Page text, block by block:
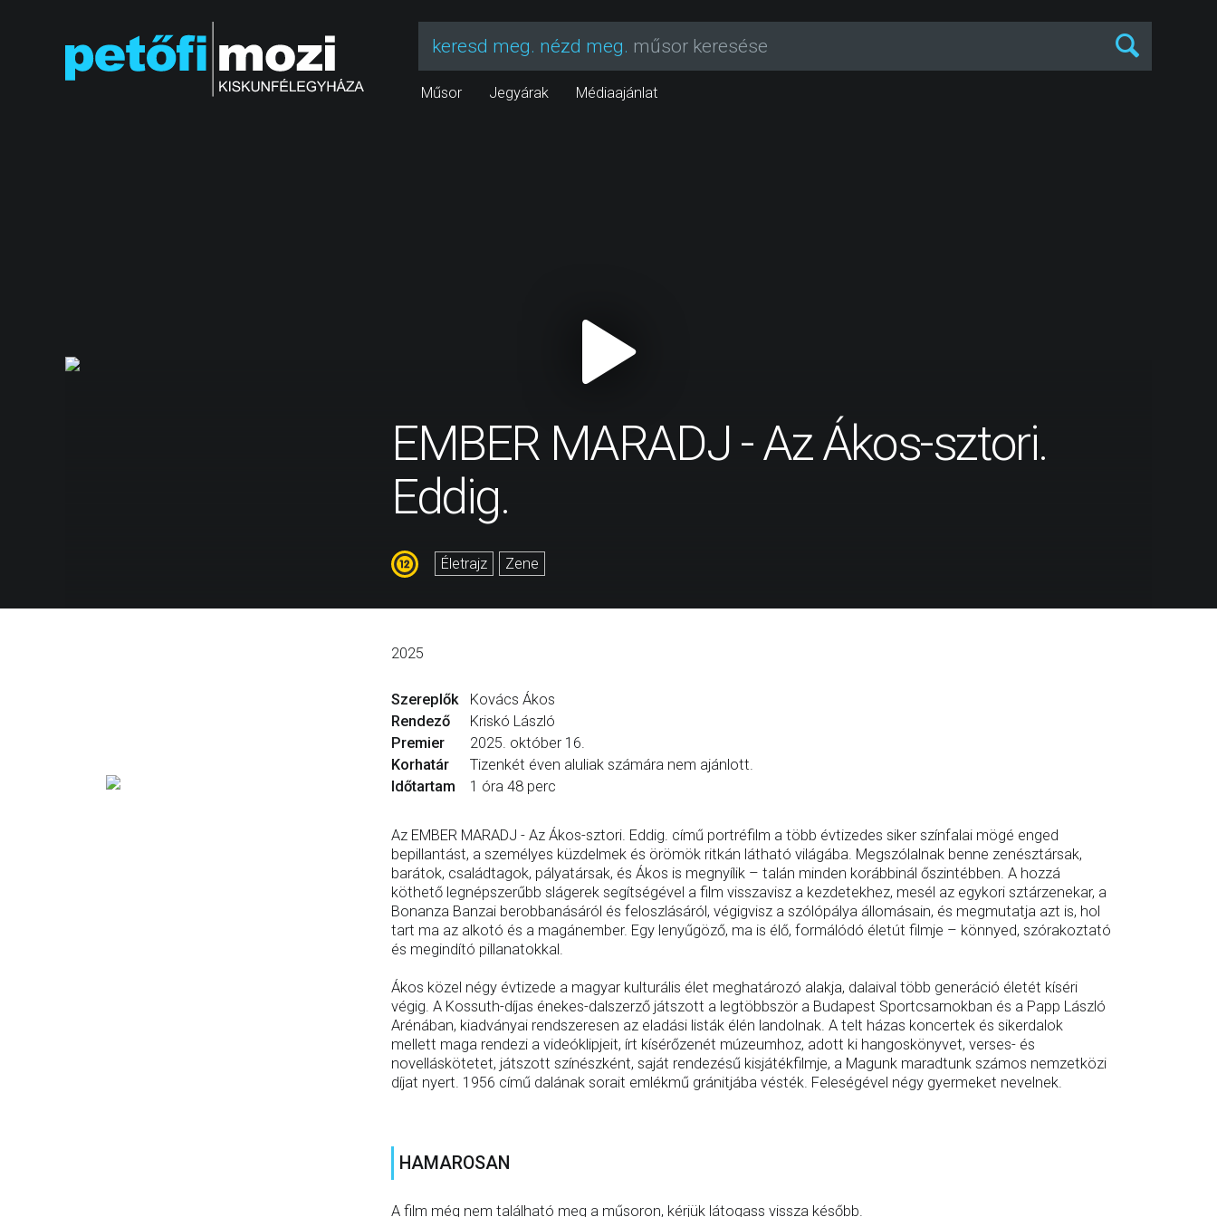
keresd meg. nézd meg. műsor keresése
Műsor Jegyárak Médiaajánlat
EMBER MARADJ - Az Ákos-sztori.
Eddig.
Életrajz Zene
2025
Szereplők
Kovács Ákos
Rendező
Kriskó László
Premier
2025. október 16.
Korhatár
Tizenkét éven aluliak számára nem ajánlott.
Időtartam
1 óra 48 perc
Az EMBER MARADJ - Az Ákos-sztori. Eddig. című portréfilm a több évtizedes siker színfalai mögé enged
bepillantást, a személyes küzdelmek és örömök ritkán látható világába. Megszólalnak benne zenésztársak,
barátok, családtagok, pályatársak, és Ákos is megnyílik – talán minden korábbinál őszintébben. A hozzá
köthető legnépszerűbb slágerek segítségével a film visszavisz a kezdetekhez, mesél az egykori sztárzenekar, a
Bonanza Banzai berobbanásáról és feloszlásáról, végigvisz a szólópálya állomásain, és megmutatja azt is, hol
tart ma az alkotó és a magánember. Egy lenyűgöző, ma is élő, formálódó életút filmje – könnyed, szórakoztató
és megindító pillanatokkal.
Ákos közel négy évtizede a magyar kulturális élet meghatározó alakja, dalaival több generáció életét kíséri
végig. A Kossuth-díjas énekes-dalszerző játszott a legtöbbször a Budapest Sportcsarnokban és a Papp László
Arénában, kiadványai rendszeresen az eladási listák élén landolnak. A telt házas koncertek és sikerdalok
mellett maga rendezi a videóklipjeit, írt kísérőzenét múzeumhoz, adott ki hangoskönyvet, verses- és
novelláskötetet, játszott színészként, saját rendezésű kisjátékfilmje, a Magunk maradtunk számos nemzetközi
díjat nyert. 1956 című dalának sorait emlékmű gránitjába vésték. Feleségével négy gyermeket nevelnek.
HAMAROSAN
A film még nem található meg a műsoron, kérjük látogass vissza később.